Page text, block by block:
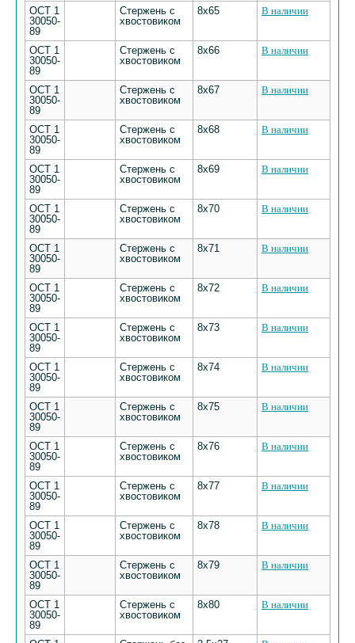
ОСТ 1
30050-
89
Стержень с
хвостовиком
8х65 В наличии
ОСТ 1
30050-
89
Стержень с
хвостовиком
8х66 В наличии
ОСТ 1
30050-
89
Стержень с
хвостовиком
8х67 В наличии
ОСТ 1
30050-
89
Стержень с
хвостовиком
8х68 В наличии
ОСТ 1
30050-
89
Стержень с
хвостовиком
8х69 В наличии
ОСТ 1
30050-
89
Стержень с
хвостовиком
8х70 В наличии
ОСТ 1
30050-
89
Стержень с
хвостовиком
8х71 В наличии
ОСТ 1
30050-
89
Стержень с
хвостовиком
8х72 В наличии
ОСТ 1
30050-
89
Стержень с
хвостовиком
8х73 В наличии
ОСТ 1
30050-
89
Стержень с
хвостовиком
8х74 В наличии
ОСТ 1
30050-
89
Стержень с
хвостовиком
8х75 В наличии
ОСТ 1
30050-
89
Стержень с
хвостовиком
8х76 В наличии
ОСТ 1
30050-
89
Стержень с
хвостовиком
8х77 В наличии
ОСТ 1
30050-
89
Стержень с
хвостовиком
8х78 В наличии
ОСТ 1
30050-
89
Стержень с
хвостовиком
8х79 В наличии
ОСТ 1
30050-
89
Стержень с
хвостовиком
8х80 В наличии